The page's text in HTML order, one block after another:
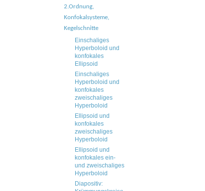
2.Ordnung,
Konfokalsysteme,
Kegelschnitte
Einschaliges
Hyperboloid und
konfokales
Ellipsoid
Einschaliges
Hyperboloid und
konfokales
zweischaliges
Hyperboloid
Ellipsoid und
konfokales
zweischaliges
Hyperboloid
Ellipsoid und
konfokales ein-
und zweischaliges
Hyperboloid
Diapositiv: